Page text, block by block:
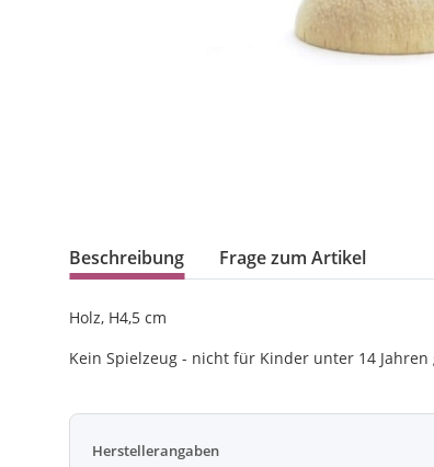
Beschreibung Frage zum Artikel
Holz, H4,5 cm
Kein Spielzeug - nicht für Kinder unter 14 Jahren
Herstellerangaben